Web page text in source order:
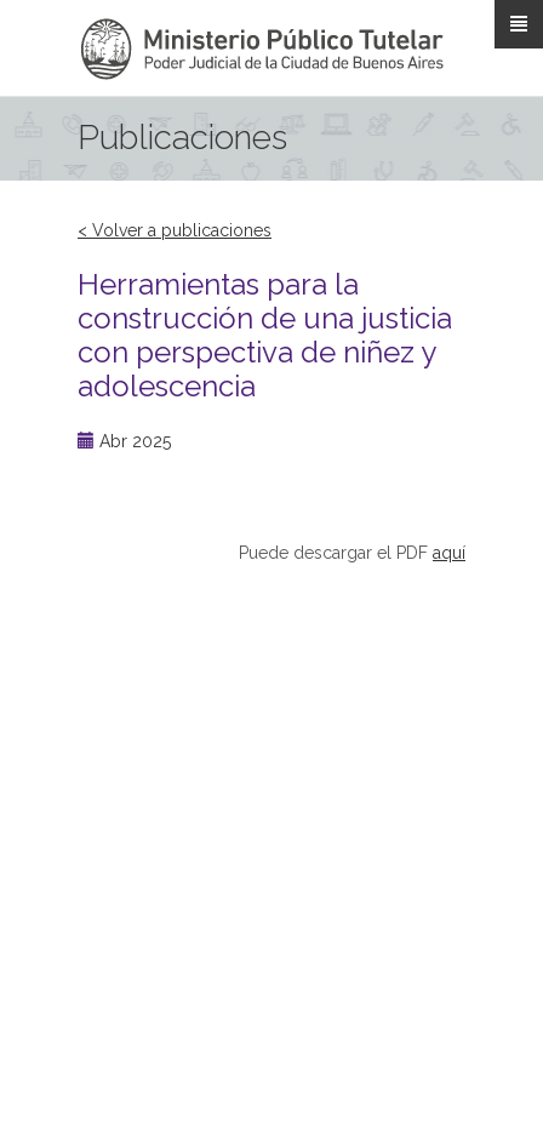
Publicaciones
< Volver a publicaciones
Herramientas para la
construcción de una justicia
con perspectiva de niñez y
adolescencia
Abr 2025
Puede descargar el PDF aquí